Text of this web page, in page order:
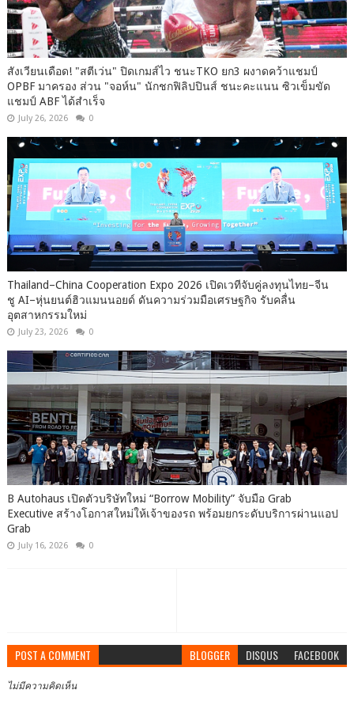
สังเวียนเดือด! "สตีเว่น" ปิดเกมส์ไว ชนะTKO ยก3 ผงาดคว้าแชมป์
OPBF มาครอง ส่วน "จอห์น" นักชกฟิลิปปินส์ ชนะคะแนน ซิวเข็มขัด
แชมป์ ABF ได้สำเร็จ
July 26, 2026 0
Thailand–China Cooperation Expo 2026 เปิดเวทีจับคู่ลงทุนไทย–จีน
ชู AI–หุ่นยนต์ฮิวแมนนอยด์ ดันความร่วมมือเศรษฐกิจ รับคลื่น
อุตสาหกรรมใหม่
July 23, 2026 0
B Autohaus เปิดตัวบริษัทใหม่ “Borrow Mobility” จับมือ Grab
Executive สร้างโอกาสใหม่ให้เจ้าของรถ พร้อมยกระดับบริการผ่านแอป
Grab
July 16, 2026 0
POST A COMMENT BLOGGER DISQUS FACEBOOK
ไม่มีความคิดเห็น